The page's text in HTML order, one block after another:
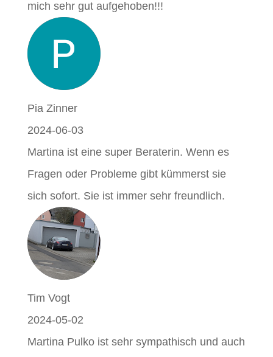
mich sehr gut aufgehoben!!!
Pia Zinner
2024-06-03
Martina ist eine super Beraterin. Wenn es
Fragen oder Probleme gibt kümmerst sie
sich sofort. Sie ist immer sehr freundlich.
Tim Vogt
2024-05-02
Martina Pulko ist sehr sympathisch und auch